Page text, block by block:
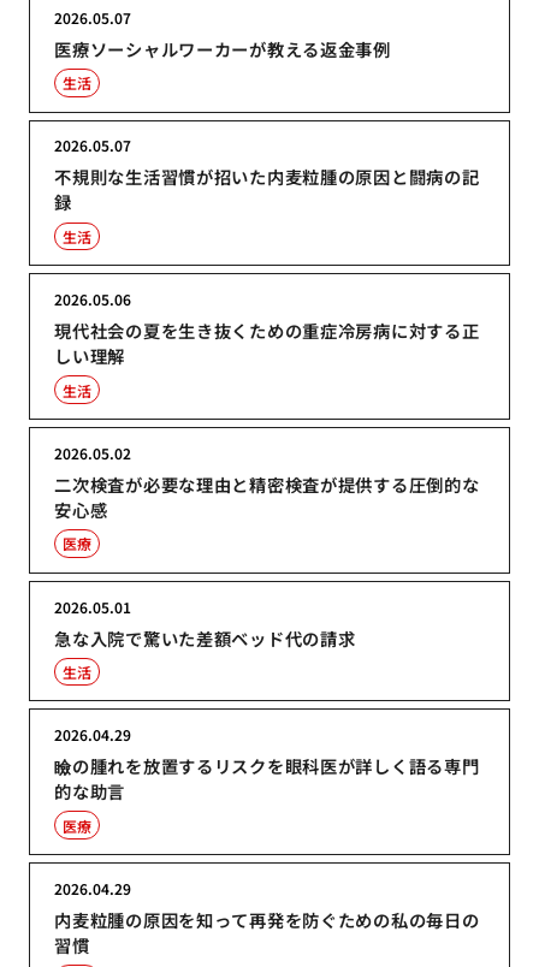
医療ソーシャルワーカーが教える返金事例
2026.05.07
生活
不規則な生活習慣が招いた内麦粒腫の原因と闘病の記
録
2026.05.07
生活
現代社会の夏を生き抜くための重症冷房病に対する正
しい理解
2026.05.06
生活
二次検査が必要な理由と精密検査が提供する圧倒的な
安心感
2026.05.02
医療
急な入院で驚いた差額ベッド代の請求
2026.05.01
生活
瞼の腫れを放置するリスクを眼科医が詳しく語る専門
的な助言
2026.04.29
医療
内麦粒腫の原因を知って再発を防ぐための私の毎日の
習慣
2026.04.29